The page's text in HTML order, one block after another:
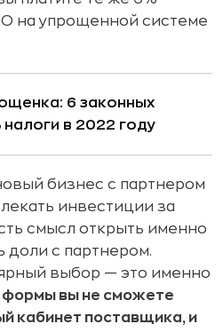
на упрощенной системе
6 законных
в 2022 году
бизнес с партнером
инвестиции за
смысл открыть именно
с партнером.
выбор — это именно
формы вы не сможете
кабинет поставщика, и